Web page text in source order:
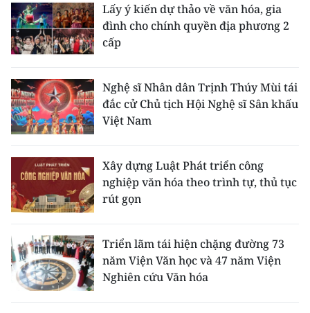
Lấy ý kiến dự thảo về văn hóa, gia
đình cho chính quyền địa phương 2
cấp
Nghệ sĩ Nhân dân Trịnh Thúy Mùi tái
đắc cử Chủ tịch Hội Nghệ sĩ Sân khấu
Việt Nam
Xây dựng Luật Phát triển công
nghiệp văn hóa theo trình tự, thủ tục
rút gọn
Triển lãm tái hiện chặng đường 73
năm Viện Văn học và 47 năm Viện
Nghiên cứu Văn hóa